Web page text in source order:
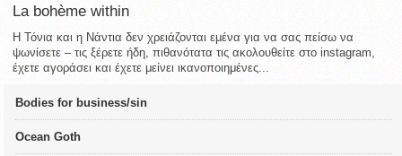
La bohème within
Η Τόνια και η Νάντια δεν χρειάζονται εμένα για να σας πείσω να
ψωνίσετε – τις ξέρετε ήδη, πιθανότατα τις ακολουθείτε στο instagram,
έχετε αγοράσει και έχετε μείνει ικανοποιημένες...
Bodies for business/sin
Ocean Goth